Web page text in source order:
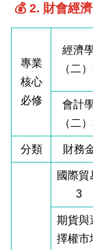
💰 2. 財會經
專業
核心
必修
經濟
（二
會計
（二
分類 財務
國際貿
3
期貨與
擇權市